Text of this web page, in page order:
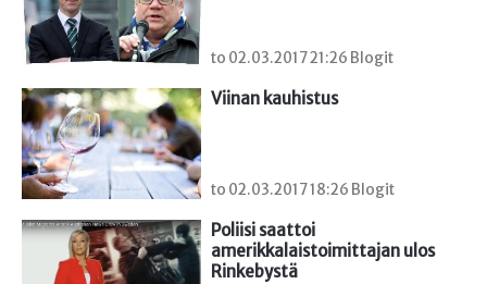
to 02.03.2017 21:26 Blogit
Viinan kauhistus
to 02.03.2017 18:26 Blogit
Poliisi saattoi
amerikkalaistoimittajan ulos
Rinkebystä